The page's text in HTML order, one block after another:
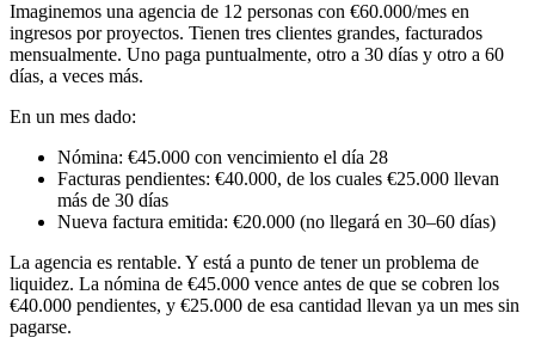
Imaginemos una agencia de 12 personas con €60.000/mes en
ingresos por proyectos. Tienen tres clientes grandes, facturados
mensualmente. Uno paga puntualmente, otro a 30 días y otro a 60
días, a veces más.
En un mes dado:
Nómina: €45.000 con vencimiento el día 28
Facturas pendientes: €40.000, de los cuales €25.000 llevan
más de 30 días
Nueva factura emitida: €20.000 (no llegará en 30–60 días)
La agencia es rentable. Y está a punto de tener un problema de
liquidez. La nómina de €45.000 vence antes de que se cobren los
€40.000 pendientes, y €25.000 de esa cantidad llevan ya un mes sin
pagarse.